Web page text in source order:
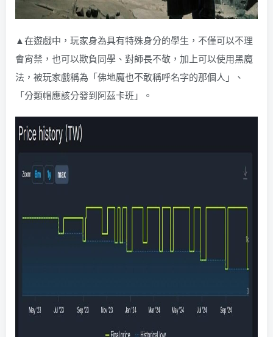
▲在遊戲中，玩家身為具有特殊身分的學生，不僅可以不理
會宵禁，也可以欺負同學、對師長不敬，加上可以使用黑魔
法，被玩家戲稱為「佛地魔也不敢稱呼名字的那個人」、
「分類帽應該分發到阿茲卡班」。